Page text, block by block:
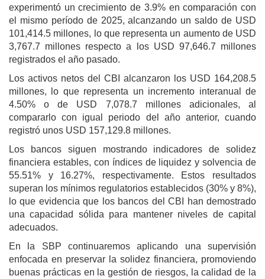
experimentó un crecimiento de 3.9% en comparación con
el mismo período de 2025, alcanzando un saldo de USD
101,414.5 millones, lo que representa un aumento de USD
3,767.7 millones respecto a los USD 97,646.7 millones
registrados el año pasado.
Los activos netos del CBI alcanzaron los USD 164,208.5
millones, lo que representa un incremento interanual de
4.50% o de USD 7,078.7 millones adicionales, al
compararlo con igual periodo del año anterior, cuando
registró unos USD 157,129.8 millones.
Los bancos siguen mostrando indicadores de solidez
financiera estables, con índices de liquidez y solvencia de
55.51% y 16.27%, respectivamente. Estos resultados
superan los mínimos regulatorios establecidos (30% y 8%),
lo que evidencia que los bancos del CBI han demostrado
una capacidad sólida para mantener niveles de capital
adecuados.
En la SBP continuaremos aplicando una supervisión
enfocada en preservar la solidez financiera, promoviendo
buenas prácticas en la gestión de riesgos, la calidad de la